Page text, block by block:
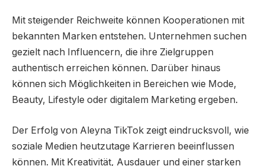
Mit steigender Reichweite können Kooperationen mit
bekannten Marken entstehen. Unternehmen suchen
gezielt nach Influencern, die ihre Zielgruppen
authentisch erreichen können. Darüber hinaus
können sich Möglichkeiten in Bereichen wie Mode,
Beauty, Lifestyle oder digitalem Marketing ergeben.
Der Erfolg von Aleyna TikTok zeigt eindrucksvoll, wie
soziale Medien heutzutage Karrieren beeinflussen
können. Mit Kreativität, Ausdauer und einer starken